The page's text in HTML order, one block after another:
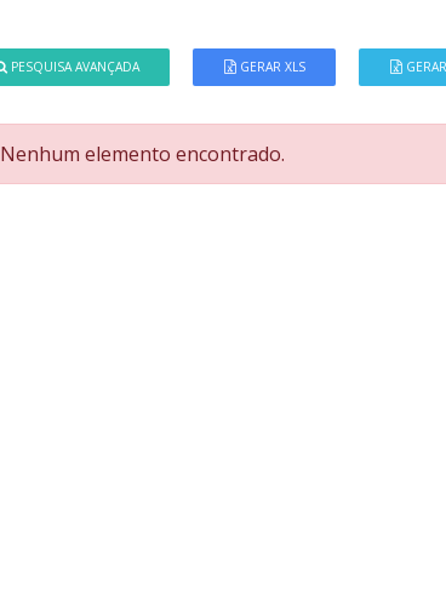
PESQUISA AVANÇADA GERAR XLS
Nenhum elemento encontrado.